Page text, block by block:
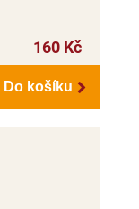
160 Kč
Do košíku